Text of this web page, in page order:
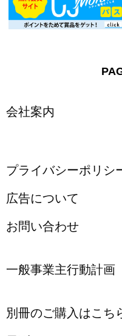
会社案内
プライバシーポリシ
広告について
お問い合わせ
一般事業主行動計画
別冊のご購入はこち